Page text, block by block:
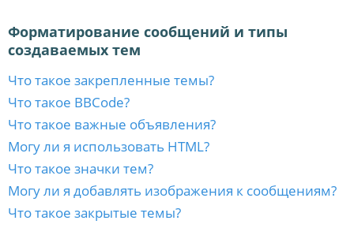
Форматирование сообщений и типы
создаваемых тем
Что такое закрепленные темы?
Что такое BBCode?
Что такое важные объявления?
Могу ли я использовать HTML?
Что такое значки тем?
Могу ли я добавлять изображения к сообщениям?
Что такое закрытые темы?